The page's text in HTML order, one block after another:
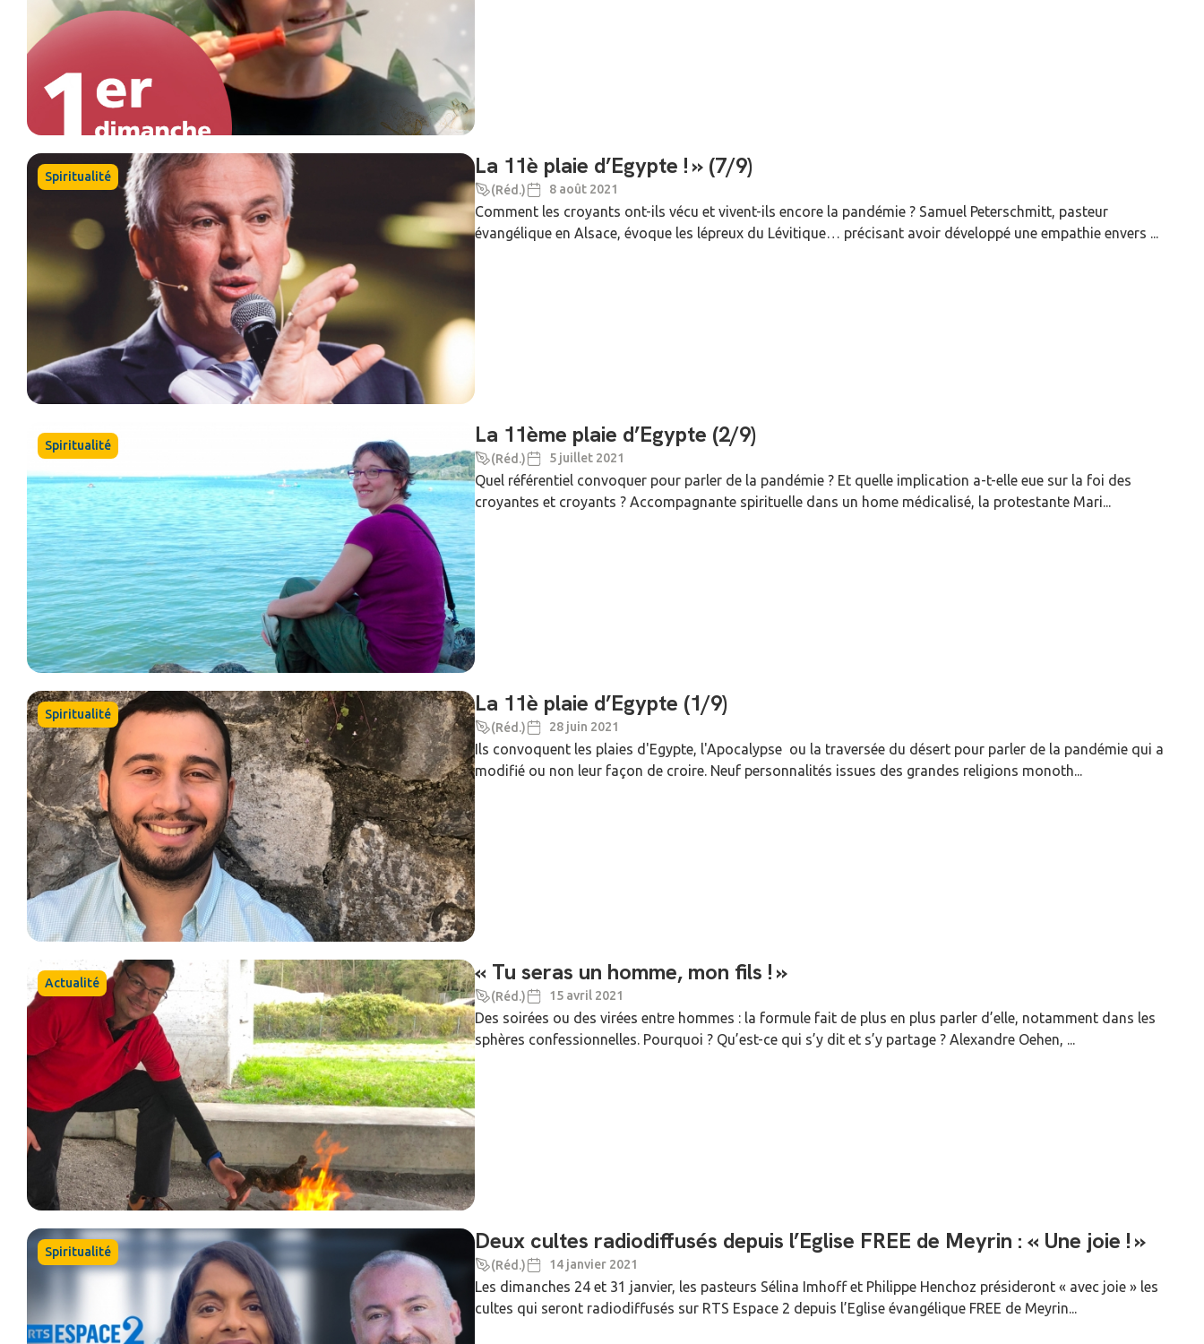
Spiritualité La 11è plaie d’Egypte ! » (7/9)
(Réd.) 8 août 2021
Comment les croyants ont-ils vécu et vivent-ils encore la pandémie ? Samuel Peterschmitt, pasteur
évangélique en Alsace, évoque les lépreux du Lévitique… précisant avoir développé une empathie envers ...
Spiritualité La 11ème plaie d’Egypte (2/9)
(Réd.) 5 juillet 2021
Quel référentiel convoquer pour parler de la pandémie ? Et quelle implication a-t-elle eue sur la foi des
croyantes et croyants ? Accompagnante spirituelle dans un home médicalisé, la protestante Mari...
Spiritualité La 11è plaie d’Egypte (1/9)
(Réd.) 28 juin 2021
Ils convoquent les plaies d'Egypte, l'Apocalypse ou la traversée du désert pour parler de la pandémie qui a
modifié ou non leur façon de croire. Neuf personnalités issues des grandes religions monoth...
Actualité « Tu seras un homme, mon fils ! »
(Réd.) 15 avril 2021
Des soirées ou des virées entre hommes : la formule fait de plus en plus parler d’elle, notamment dans les
sphères confessionnelles. Pourquoi ? Qu’est-ce qui s’y dit et s’y partage ? Alexandre Oehen, ...
Spiritualité Deux cultes radiodiffusés depuis l’Eglise FREE de Meyrin : « Une joie ! »
(Réd.) 14 janvier 2021
Les dimanches 24 et 31 janvier, les pasteurs Sélina Imhoff et Philippe Henchoz présideront « avec joie » les
cultes qui seront radiodiffusés sur RTS Espace 2 depuis l’Eglise évangélique FREE de Meyrin...